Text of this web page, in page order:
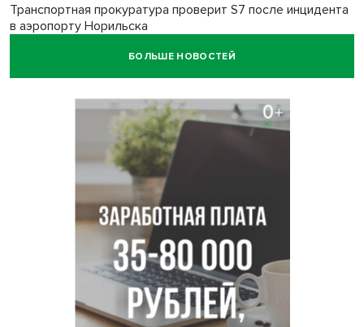
Транспортная прокуратура проверит S7 после инцидента
в аэропорту Норильска
БОЛЬШЕ НОВОСТЕЙ